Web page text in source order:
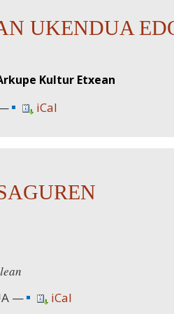
UKENDUA
Kultur Etxean
iCal
iCal